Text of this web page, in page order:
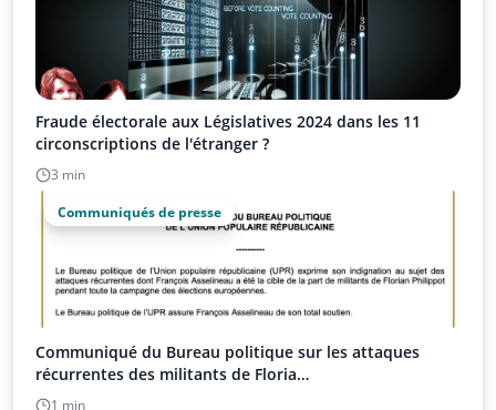
Fraude électorale aux Législatives 2024 dans les 11
circonscriptions de l'étranger ?
3 min
Communiqués de presse
Communiqué du Bureau politique sur les attaques
récurrentes des militants de Floria…
1 min